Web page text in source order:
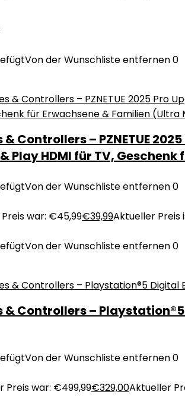
Von der Wunschliste entfernen0
Controllers – PZNETUE
Play HDMI für TV,
Von der Wunschliste entfernen0
war: €45,99€39,99Aktueller Preis
Von der Wunschliste entfernen0
& Controllers –
Von der Wunschliste entfernen0
Preis war: €499,99€329,00Aktueller